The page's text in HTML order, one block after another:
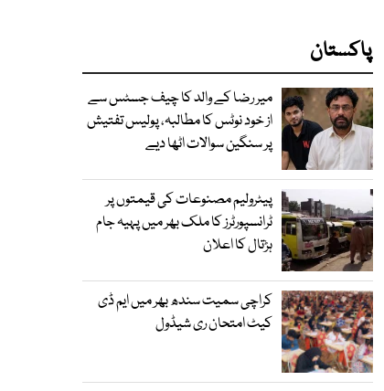
پاکستان
میر رضا کے والد کا چیف جسٹس سے
از خود نوٹس کا مطالبہ، پولیس تفتیش
پر سنگین سوالات اٹھا دیے
پیٹرولیم مصنوعات کی قیمتوں پر
ٹرانسپورٹرز کا ملک بھر میں پہیہ جام
ہڑتال کا اعلان
کراچی سمیت سندھ بھر میں ایم ڈی
کیٹ امتحان ری شیڈول